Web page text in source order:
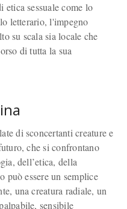
etica sessuale come lo
letterario, l'impegno
su scala sia locale che
di tutta la sua
di sconcertanti creature e
che si confrontano
dell’etica, della
può essere un semplice
una creatura radiale, un
sensibile